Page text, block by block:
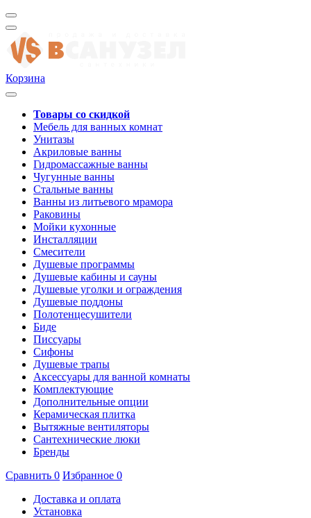
Корзина
Товары со скидкой
Мебель для ванных комнат
Унитазы
Акриловые ванны
Гидромассажные ванны
Чугунные ванны
Стальные ванны
Ванны из литьевого мрамора
Раковины
Мойки кухонные
Инсталляции
Смесители
Душевые программы
Душевые кабины и сауны
Душевые уголки и ограждения
Душевые поддоны
Полотенцесушители
Биде
Писсуары
Сифоны
Душевые трапы
Аксессуары для ванной комнаты
Комплектующие
Дополнительные опции
Керамическая плитка
Вытяжные вентиляторы
Сантехнические люки
Бренды
Сравнить 0 Избранное 0
Доставка и оплата
Установка